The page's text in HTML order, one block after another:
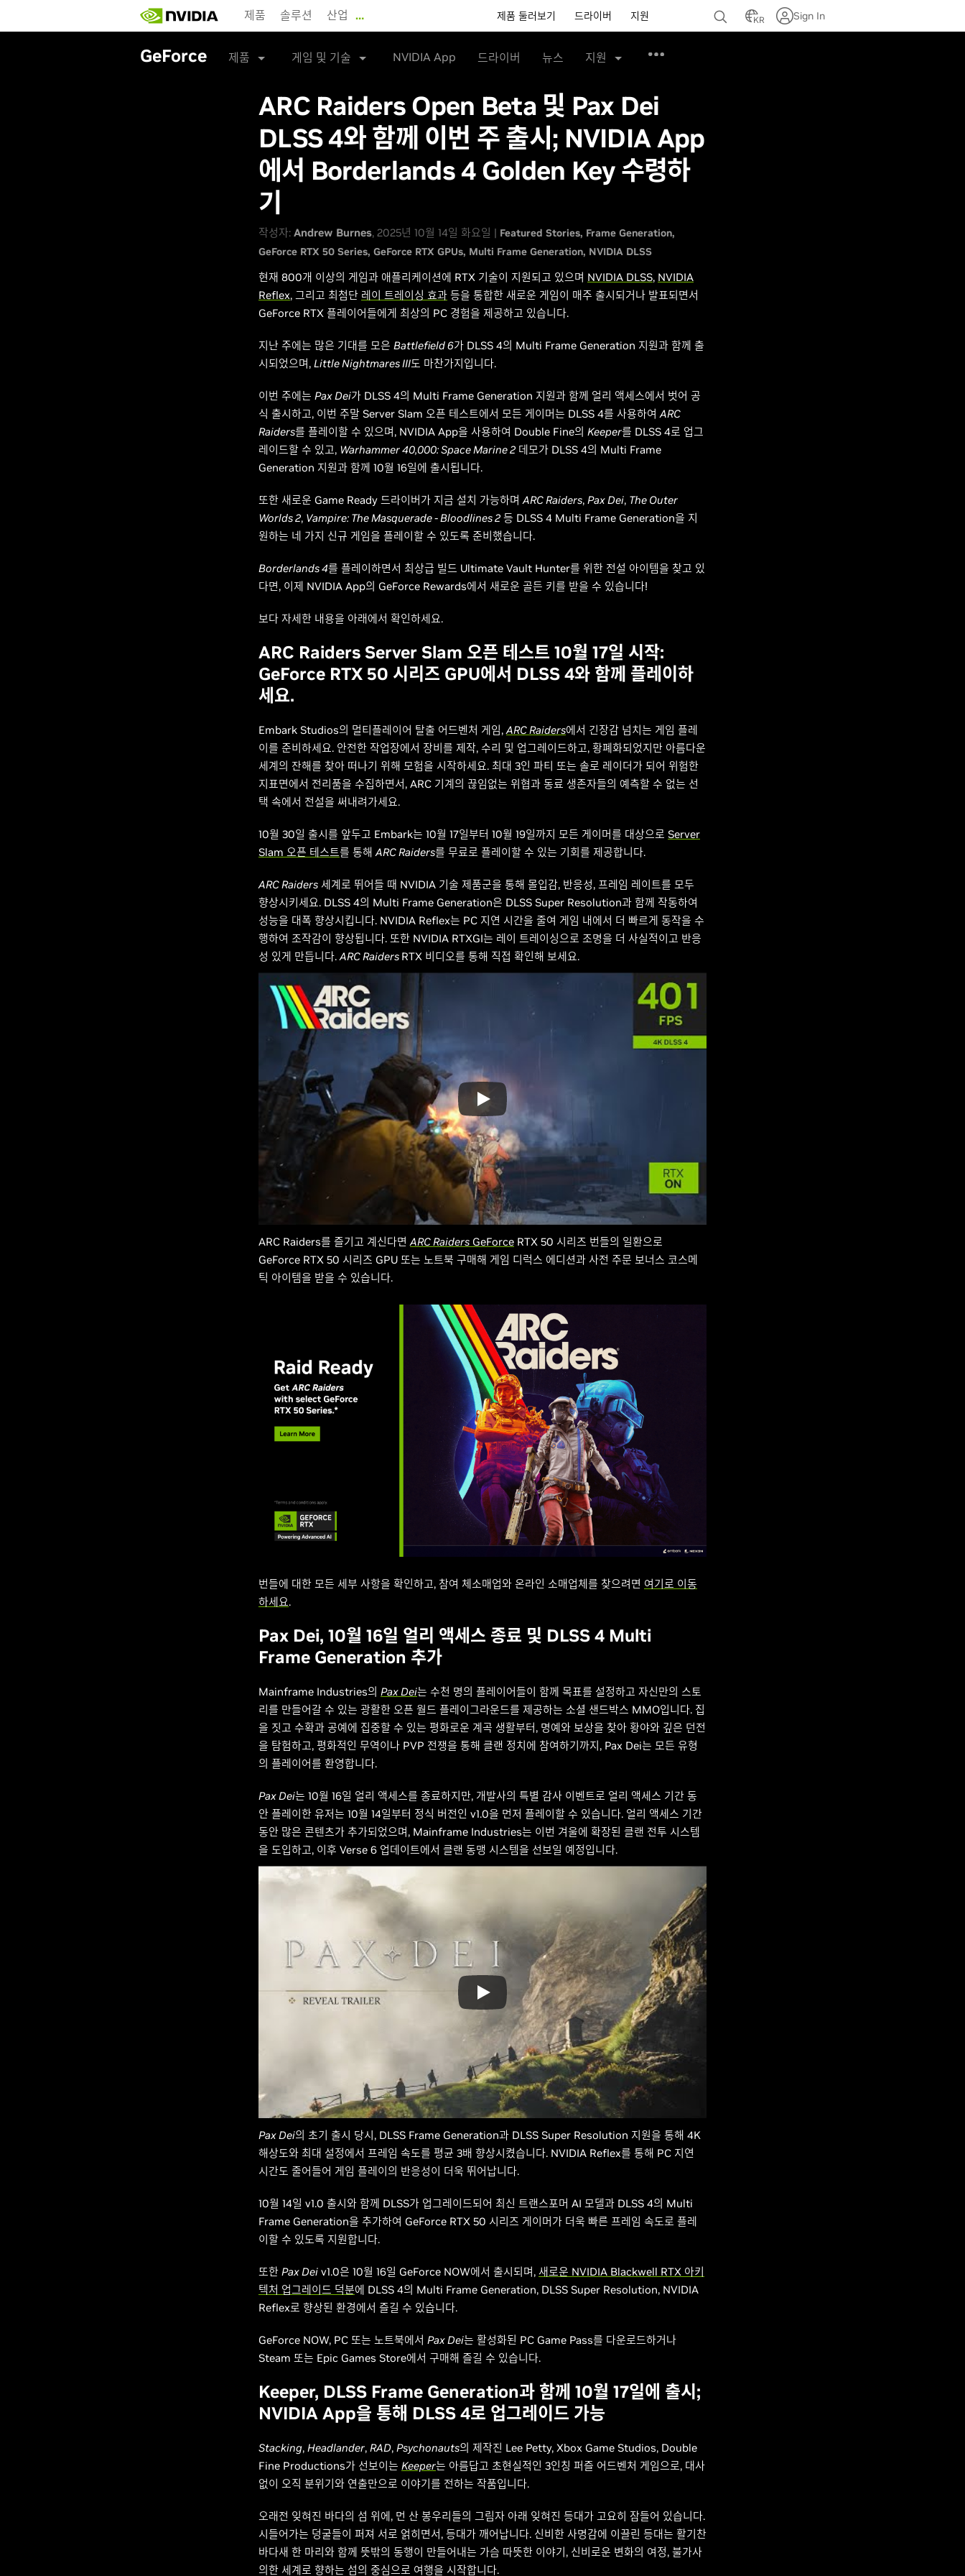
main
제품 솔루션 산업 … 제품 둘러보기 드라이버 지원 KR Sign In
GeForce 제품 게임 및 기술 NVIDIA App 드라이버 뉴스 지원
ARC Raiders Open Beta 및 Pax Dei
DLSS 4와 함께 이번 주 출시; NVIDIA App
에서 Borderlands 4 Golden Key 수령하
기
작성자: Andrew Burnes, 2025년 10월 14일 화요일 | Featured Stories Frame Generation
GeForce RTX 50 Series GeForce RTX GPUs Multi Frame Generation NVIDIA DLSS
현재 800개 이상의 게임과 애플리케이션에 RTX 기술이 지원되고 있으며 NVIDIA DLSS, NVIDIA
Reflex, 그리고 최첨단 레이 트레이싱 효과 등을 통합한 새로운 게임이 매주 출시되거나 발표되면서
GeForce RTX 플레이어들에게 최상의 PC 경험을 제공하고 있습니다.
지난 주에는 많은 기대를 모은 Battlefield 6가 DLSS 4의 Multi Frame Generation 지원과 함께 출
시되었으며, Little Nightmares III도 마찬가지입니다.
이번 주에는 Pax Dei가 DLSS 4의 Multi Frame Generation 지원과 함께 얼리 액세스에서 벗어 공
식 출시하고, 이번 주말 Server Slam 오픈 테스트에서 모든 게이머는 DLSS 4를 사용하여ARC
Raiders를 플레이할 수 있으며, NVIDIA App을 사용하여 Double Fine의 Keeper를 DLSS 4로 업그
레이드할 수 있고, Warhammer 40,000: Space Marine 2 데모가 DLSS 4의 Multi Frame
Generation 지원과 함께 10월 16일에 출시됩니다.
또한 새로운 Game Ready 드라이버가 지금 설치 가능하며ARC Raiders, Pax Dei, The Outer
Worlds 2, Vampire: The Masquerade - Bloodlines 2 등 DLSS 4 Multi Frame Generation을 지
원하는 네 가지 신규 게임을 플레이할 수 있도록 준비했습니다.
Borderlands 4를 플레이하면서 최상급 빌드 Ultimate Vault Hunter를 위한 전설 아이템을 찾고 있
다면, 이제 NVIDIA App의 GeForce Rewards에서 새로운 골든 키를 받을 수 있습니다!
보다 자세한 내용을 아래에서 확인하세요.
ARC Raiders Server Slam 오픈 테스트 10월 17일 시작:
GeForce RTX 50 시리즈 GPU에서 DLSS 4와 함께 플레이하
세요.
Embark Studios의 멀티플레이어 탈출 어드벤처 게임,ARC Raiders에서 긴장감 넘치는 게임 플레
이를 준비하세요. 안전한 작업장에서 장비를 제작, 수리 및 업그레이드하고, 황폐화되었지만 아름다운
세계의 잔해를 찾아 떠나기 위해 모험을 시작하세요. 최대 3인 파티 또는 솔로 레이더가 되어 위험한
지표면에서 전리품을 수집하면서, ARC 기계의 끊임없는 위협과 동료 생존자들의 예측할 수 없는 선
택 속에서 전설을 써내려가세요.
10월 30일 출시를 앞두고 Embark는 10월 17일부터 10월 19일까지 모든 게이머를 대상으로 Server
Slam 오픈 테스트를 통해ARC Raiders를 무료로 플레이할 수 있는 기회를 제공합니다.
ARC Raiders 세계로 뛰어들 때 NVIDIA 기술 제품군을 통해 몰입감, 반응성, 프레임 레이트를 모두
향상시키세요. DLSS 4의 Multi Frame Generation은 DLSS Super Resolution과 함께 작동하여
성능을 대폭 향상시킵니다. NVIDIA Reflex는 PC 지연 시간을 줄여 게임 내에서 더 빠르게 동작을 수
행하여 조작감이 향상됩니다. 또한 NVIDIA RTXGI는 레이 트레이싱으로 조명을 더 사실적이고 반응
성 있게 만듭니다.ARC Raiders RTX 비디오를 통해 직접 확인해 보세요.
ARC Raiders를 즐기고 계신다면ARC Raiders GeForce RTX 50 시리즈 번들의 일환으로
GeForce RTX 50 시리즈 GPU 또는 노트북 구매해 게임 디럭스 에디션과 사전 주문 보너스 코스메
틱 아이템을 받을 수 있습니다.
번들에 대한 모든 세부 사항을 확인하고, 참여 체소매업와 온라인 소매업체를 찾으려면 여기로 이동
하세요.
Pax Dei, 10월 16일 얼리 액세스 종료 및 DLSS 4 Multi
Frame Generation 추가
Mainframe Industries의 Pax Dei는 수천 명의 플레이어들이 함께 목표를 설정하고 자신만의 스토
리를 만들어갈 수 있는 광활한 오픈 월드 플레이그라운드를 제공하는 소셜 샌드박스 MMO입니다. 집
을 짓고 수확과 공예에 집중할 수 있는 평화로운 계곡 생활부터, 명예와 보상을 찾아 황야와 깊은 던전
을 탐험하고, 평화적인 무역이나 PVP 전쟁을 통해 클랜 정치에 참여하기까지, Pax Dei는 모든 유형
의 플레이어를 환영합니다.
Pax Dei는 10월 16일 얼리 액세스를 종료하지만, 개발사의 특별 감사 이벤트로 얼리 액세스 기간 동
안 플레이한 유저는 10월 14일부터 정식 버전인 v1.0을 먼저 플레이할 수 있습니다. 얼리 액세스 기간
동안 많은 콘텐츠가 추가되었으며, Mainframe Industries는 이번 겨울에 확장된 클랜 전투 시스템
을 도입하고, 이후 Verse 6 업데이트에서 클랜 동맹 시스템을 선보일 예정입니다.
Pax Dei의 초기 출시 당시, DLSS Frame Generation과 DLSS Super Resolution 지원을 통해 4K
해상도와 최대 설정에서 프레임 속도를 평균 3배 향상시켰습니다. NVIDIA Reflex를 통해 PC 지연
시간도 줄어들어 게임 플레이의 반응성이 더욱 뛰어납니다.
10월 14일 v1.0 출시와 함께 DLSS가 업그레이드되어 최신 트랜스포머 AI 모델과 DLSS 4의 Multi
Frame Generation을 추가하여 GeForce RTX 50 시리즈 게이머가 더욱 빠른 프레임 속도로 플레
이할 수 있도록 지원합니다.
또한 Pax Dei v1.0은 10월 16일 GeForce NOW에서 출시되며, 새로운 NVIDIA Blackwell RTX 아키
텍처 업그레이드 덕분에 DLSS 4의 Multi Frame Generation, DLSS Super Resolution, NVIDIA
Reflex로 향상된 환경에서 즐길 수 있습니다.
GeForce NOW, PC 또는 노트북에서 Pax Dei는 활성화된 PC Game Pass를 다운로드하거나
Steam 또는 Epic Games Store에서 구매해 즐길 수 있습니다.
Keeper, DLSS Frame Generation과 함께 10월 17일에 출시;
NVIDIA App을 통해 DLSS 4로 업그레이드 가능
Stacking, Headlander, RAD, Psychonauts의 제작진 Lee Petty, Xbox Game Studios, Double
Fine Productions가 선보이는 Keeper는 아름답고 초현실적인 3인칭 퍼즐 어드벤처 게임으로, 대사
없이 오직 분위기와 연출만으로 이야기를 전하는 작품입니다.
오래전 잊혀진 바다의 섬 위에, 먼 산 봉우리들의 그림자 아래 잊혀진 등대가 고요히 잠들어 있습니다.
시들어가는 덩굴들이 퍼져 서로 얽히면서, 등대가 깨어납니다. 신비한 사명감에 이끌린 등대는 활기찬
바다새 한 마리와 함께 뜻밖의 동행이 만들어내는 가슴 따뜻한 이야기, 신비로운 변화의 여정, 불가사
의한 세계로 향하는 섬의 중심으로 여행을 시작합니다.